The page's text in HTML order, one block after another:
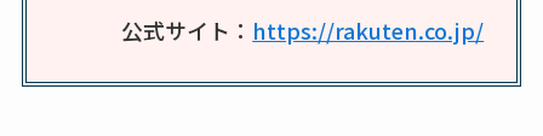
ビタクラフトのウル
公式サイト： https://rakuten.co.jp/